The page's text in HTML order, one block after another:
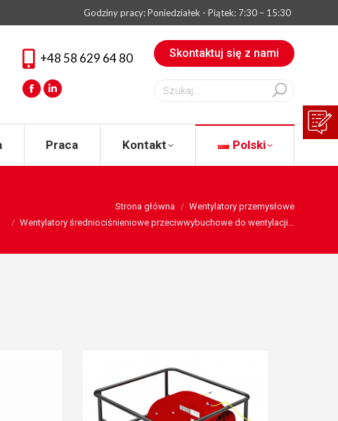
Godziny pracy: Poniedziałek - Piątek: 7:30 – 15:30
+48 58 629 64 80
FacebookLinkedin
Skontaktuj się z nami
Praca Kontakt Polski
Strona główna
Wentylatory przemysłowe
Wentylatory średniociśnieniowe przeciwwybuchowe do wentylacji…
Praca Kontakt Polski